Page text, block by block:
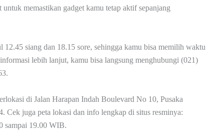
memastikan gadget kamu tetap aktif sepanjang
siang dan 18.15 sore, sehingga kamu bisa memilih waktu
lebih lanjut, kamu bisa langsung menghubungi (021)
di Jalan Harapan Indah Boulevard No 10, Pusaka
Cek juga peta lokasi dan info lengkap di situs resminya:
sampai 19.00 WIB.